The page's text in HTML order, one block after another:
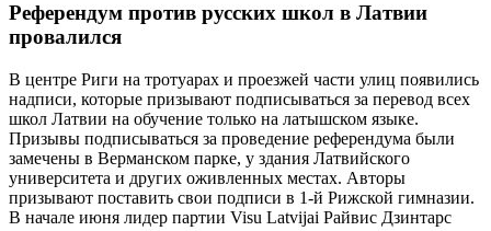
Референдум против русских школ в Латвии
провалился
В центре Риги на тротуарах и проезжей части улиц появились
надписи, которые призывают подписываться за перевод всех
школ Латвии на обучение только на латышском языке.
Призывы подписываться за проведение референдума были
замечены в Верманском парке, у здания Латвийского
университета и других оживленных местах. Авторы
призывают поставить свои подписи в 1-й Рижской гимназии.
В начале июня лидер партии Visu Latvijai Райвис Дзинтарс